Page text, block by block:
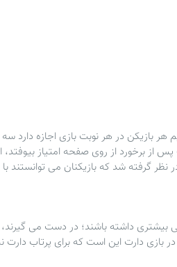
هر بازیکن در هر نوبت بازی اجازه
برخورد از روی صفحه امتیاز بیوفتد،
گرفته شد که بازیکنان می توانستند با
بیشتری داشته باشند؛ در دست می
بازی دارت این است که برای پرتاب